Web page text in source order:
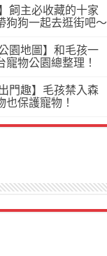
飼主必收藏的十家
狗狗一起去逛街吧～
園地圖】和毛孩一
物公園總整理！
門趣】毛孩禁入森
保護寵物！